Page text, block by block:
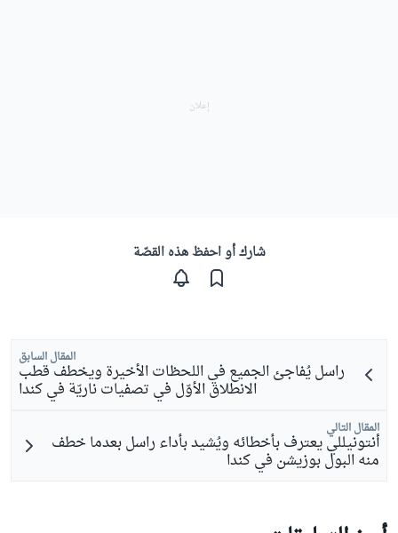
شارك أو احفظ هذه القصّة
المقال السابق
راسل يُفاجئ الجميع في اللحظات الأخيرة ويخطف قطب
الانطلاق الأوّل في تصفيات ناريّة في كندا
المقال التالي
أنتونيللي يعترف بأخطائه ويُشيد بأداء راسل بعدما خطف
منه البول بوزيشن في كندا